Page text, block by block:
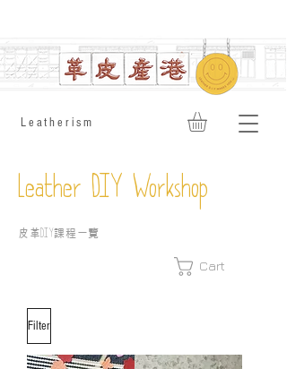
​Leatherism
Leather DIY Workshop
皮革DIY課程一覽
Cart
Filter